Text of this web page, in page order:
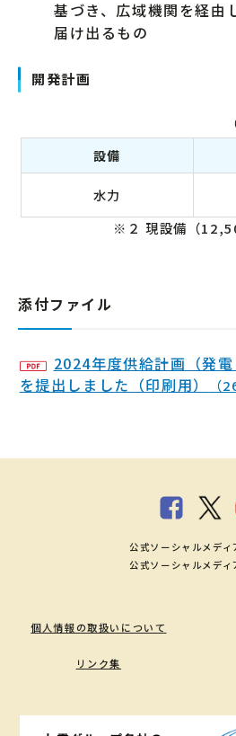
基づき、広域機関を経由
届け出るもの
開発計画
設備
水力
※２ 現設備（
添付ファイル
2024年度供給計画（発電
を提出しました（印刷用）
（
個人情報の取扱いについて
リンク集
公式ソーシャルメディ
公式ソーシャルメディ